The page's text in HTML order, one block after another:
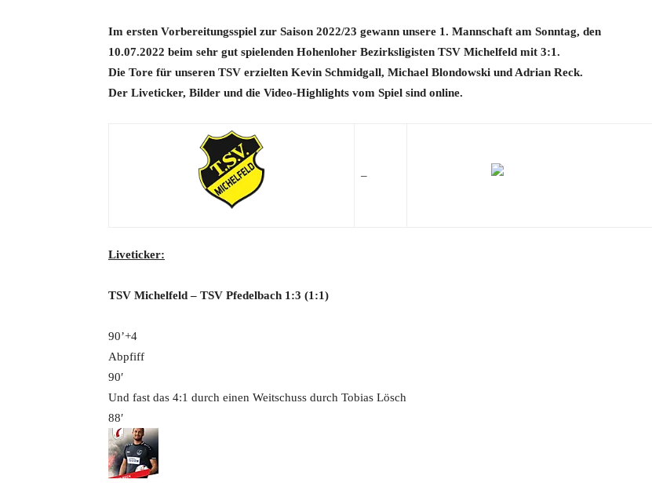
Im ersten Vorbereitungsspiel zur Saison 2022/23 gewann unsere 1. Mannschaft am Sonntag, den
10.07.2022 beim sehr gut spielenden Hohenloher Bezirksligisten TSV Michelfeld mit 3:1.
Die Tore für unseren TSV erzielten Kevin Schmidgall, Michael Blondowski und Adrian Reck.
Der Liveticker, Bilder und die Video-Highlights vom Spiel sind online.
–
Liveticker:
TSV Michelfeld – TSV Pfedelbach 1 :3 (1:1)
90’+4
Abpfiff
90′
Und fast das 4:1 durch einen Weitschuss durch Tobias Lösch
88′